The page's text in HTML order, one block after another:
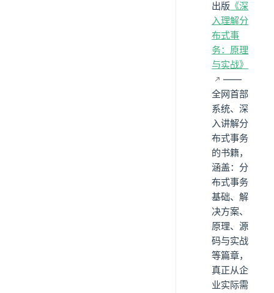
出版 《深
入理解分
布式事
务：原理
与实战》
——
全网首部
系统、深
入讲解分
布式事务
的书籍，
涵盖：分
布式事务
基础、解
决方案、
原理、源
码与实战
等篇章，
真正从企
业实际需